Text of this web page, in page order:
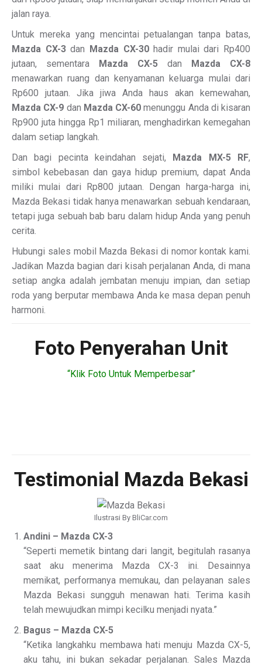
jalan raya.
Untuk mereka yang mencintai petualangan tanpa batas,
Mazda CX-3dan Mazda CX-30hadir mulai dari Rp400
jutaan, sementara Mazda CX-5 dan Mazda CX-8
menawarkan ruang dan kenyamanan keluarga mulai dari
Rp600 jutaan. Jika jiwa Anda haus akan kemewahan,
Mazda CX-9 dan Mazda CX-60 menunggu Anda di kisaran
Rp900 juta hingga Rp1 miliaran, menghadirkan kemegahan
dalam setiap langkah.
Dan bagi pecinta keindahan sejati, Mazda MX-5 RF,
simbol kebebasan dan gaya hidup premium, dapat Anda
miliki mulai dari Rp800 jutaan. Dengan harga-harga ini,
Mazda Bekasi tidak hanya menawarkan sebuah kendaraan,
tetapi juga sebuah bab baru dalam hidup Anda yang penuh
cerita.
Hubungi sales mobil Mazda Bekasi di nomor kontak kami.
Jadikan Mazda bagian dari kisah perjalanan Anda, di mana
setiap angka adalah jembatan menuju impian, dan setiap
roda yang berputar membawa Anda ke masa depan penuh
harmoni.
Foto Penyerahan Unit
“Klik Foto Untuk Memperbesar”
Testimonial Mazda Bekasi
Ilustrasi By BliCar.com
Andini – Mazda CX-3
“Seperti memetik bintang dari langit, begitulah rasanya
saat aku menerima Mazda CX-3 ini. Desainnya
memikat, performanya memukau, dan pelayanan sales
Mazda Bekasi sungguh menawan hati. Terima kasih
telah mewujudkan mimpi kecilku menjadi nyata.”
Bagus – Mazda CX-5
“Ketika langkahku membawa hati menuju Mazda CX-5,
aku tahu, ini bukan sekadar perjalanan. Sales Mazda